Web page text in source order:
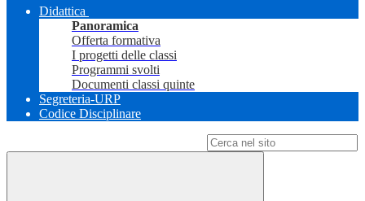
Didattica
Panoramica
Offerta formativa
I progetti delle classi
Programmi svolti
Documenti classi quinte
Segreteria-URP
Codice Disciplinare